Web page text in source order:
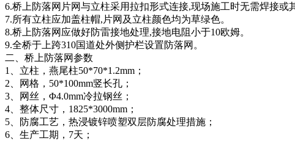
6.桥上防落网片网与立柱采用拉扣形式连接,现场施工时无需焊接或
7.所有立柱应加盖柱帽,片网及立柱颜色均为草绿色。
8.桥上防落网应做好防雷接地处理,接地电阻小于10欧姆。
9.全桥于上跨310国道处外侧护栏设置防落网。
二、桥上防落网参数
1、立柱，燕尾柱50*70*1.2mm；
2、网格，50*100mm竖长孔；
3、网丝，Φ4.0mm冷拉钢丝；
4、整体尺寸，1825*3000mm；
5、防腐工艺，热浸镀锌喷塑双层防腐处理措施；
6、生产工期，7天；